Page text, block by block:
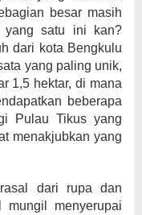
besar masih
yang satu ini kan?
dari kota Bengkulu
yang paling unik,
1,5 hektar, di mana
beberapa
Pulau Tikus yang
menakjubkan yang
dari rupa dan
mungil menyerupai